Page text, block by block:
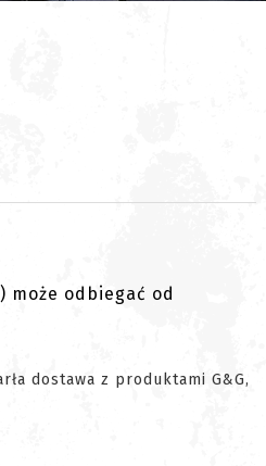
odbiegać od
dostawa z produktami G&G,